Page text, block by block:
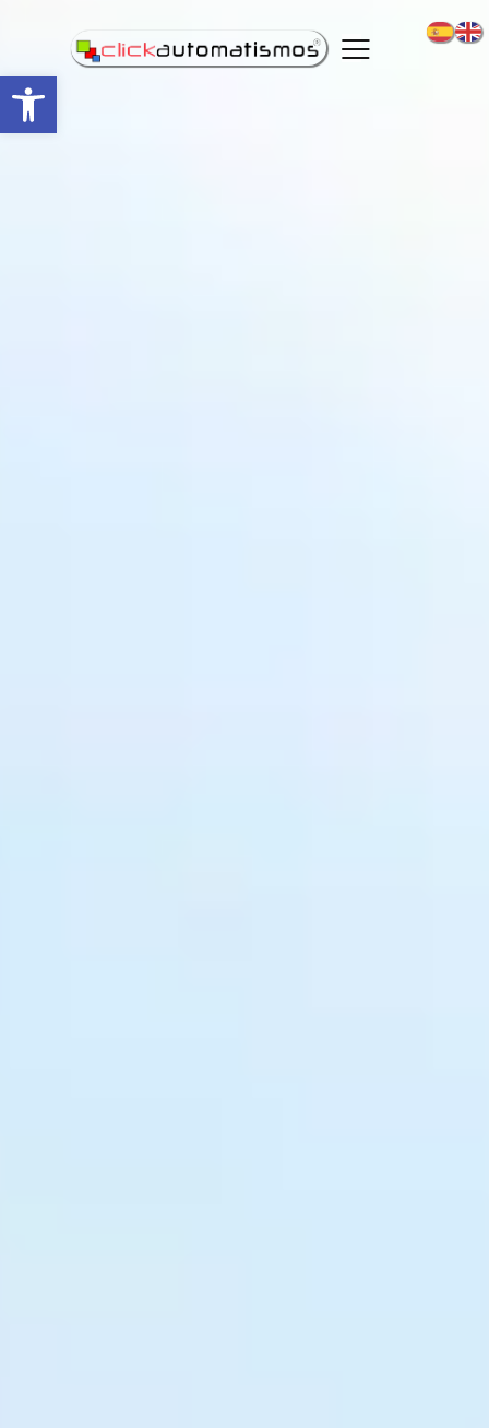
Abrir barra de herramientas